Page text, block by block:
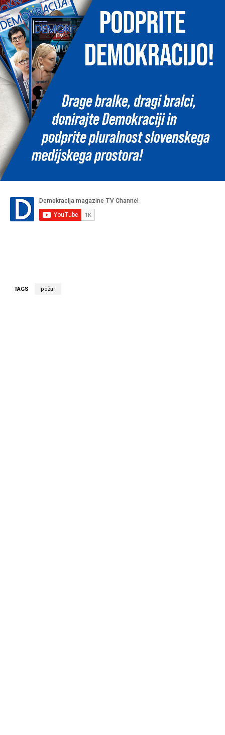
TAGS požar